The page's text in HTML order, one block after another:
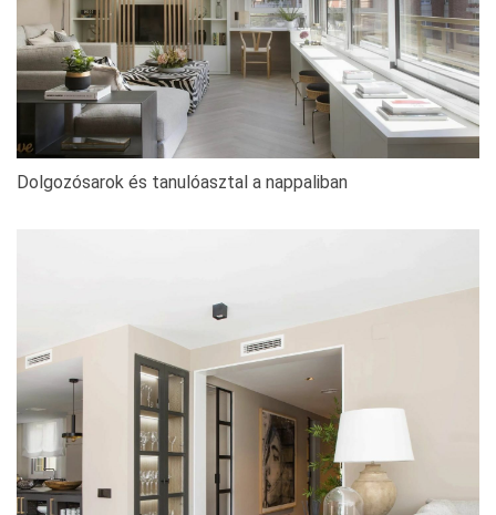
Dolgozósarok és tanulóasztal a nappaliban